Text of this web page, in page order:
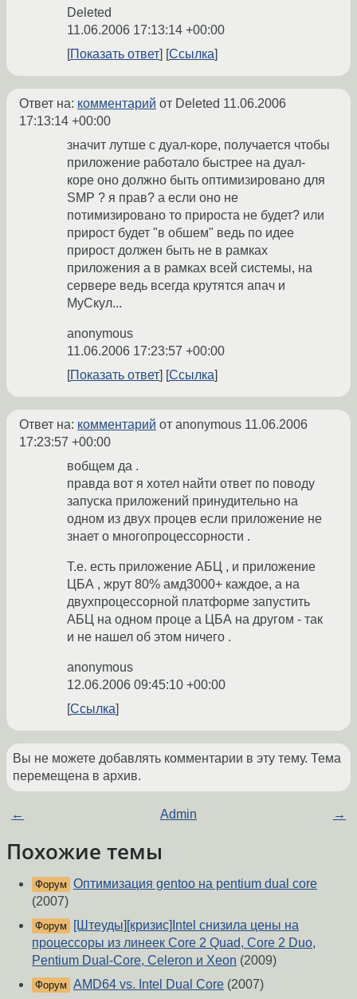
Deleted
11.06.2006 17:13:14 +00:00
Показать ответ
Ссылка
Ответ на: комментарий от Deleted 11.06.2006
17:13:14 +00:00
значит лутше с дуал-коре, получается чтобы
приложение работало быстрее на дуал-
коре оно должно быть оптимизировано для
SMP ? я прав? а если оно не
потимизировано то прироста не будет? или
прирост будет "в обшем" ведь по идее
прирост должен быть не в рамках
приложения а в рамках всей системы, на
сервере ведь всегда крутятся апач и
МуСкул...
anonymous
11.06.2006 17:23:57 +00:00
Показать ответ
Ссылка
Ответ на: комментарий от anonymous 11.06.2006
17:23:57 +00:00
вобщем да .
правда вот я хотел найти ответ по поводу
запуска приложений принудительно на
одном из двух процев если приложение не
знает о многопроцессорности .
Т.е. есть приложение АБЦ , и приложение
ЦБА , жрут 80% амд3000+ каждое, а на
двухпроцессорной платформе запустить
АБЦ на одном проце а ЦБА на другом - так
и не нашел об этом ничего .
anonymous
12.06.2006 09:45:10 +00:00
Ссылка
Вы не можете добавлять комментарии в эту тему. Тема
перемещена в архив.
← Admin →
Похожие темы
Форум Оптимизация gentoo на pentium dual core
(2007)
Форум
[Штеуды][кризис]Intel снизила цены на
процессоры из линеек Core 2 Quad, Core 2 Duo,
Pentium Dual-Core, Celeron и Xeon (2009)
Форум AMD64 vs. Intel Dual Core (2007)